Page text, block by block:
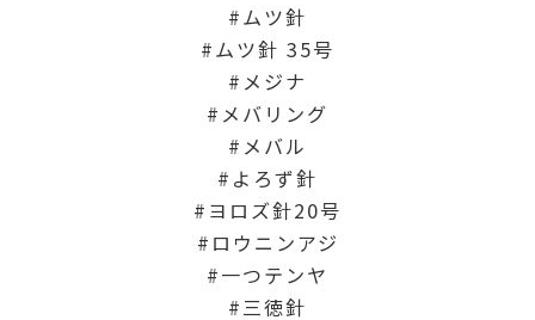
ムツ針
ムツ針 35号
メジナ
メバリング
メバル
よろず針
ヨロズ針20号
ロウニンアジ
一つテンヤ
三徳針